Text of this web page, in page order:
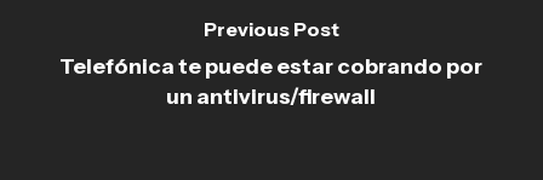
Previous Post
Telefónica te puede estar cobrando por
un antivirus/firewall